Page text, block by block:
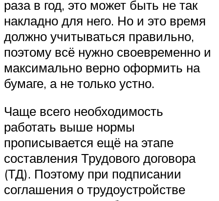
раза в год, это может быть не так
накладно для него. Но и это время
должно учитываться правильно,
поэтому всё нужно своевременно и
максимально верно оформить на
бумаге, а не только устно.
Чаще всего необходимость
работать выше нормы
прописывается ещё на этапе
составления Трудового договора
(ТД). Поэтому при подписании
соглашения о трудоустройстве